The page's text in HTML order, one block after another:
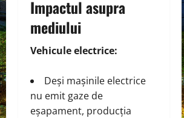
Impactul asupra
mediului
Vehicule electrice:
Deși mașinile electrice
nu emit gaze de
eșapament, producția